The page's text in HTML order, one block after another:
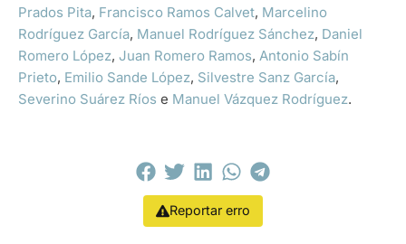
Prados Pita, Francisco Ramos Calvet, Marcelino
Rodríguez García, Manuel Rodríguez Sánchez, Daniel
Romero López, Juan Romero Ramos, Antonio Sabín
Prieto, Emilio Sande López, Silvestre Sanz García,
Severino Suárez Ríos e Manuel Vázquez Rodríguez.
Reportar erro